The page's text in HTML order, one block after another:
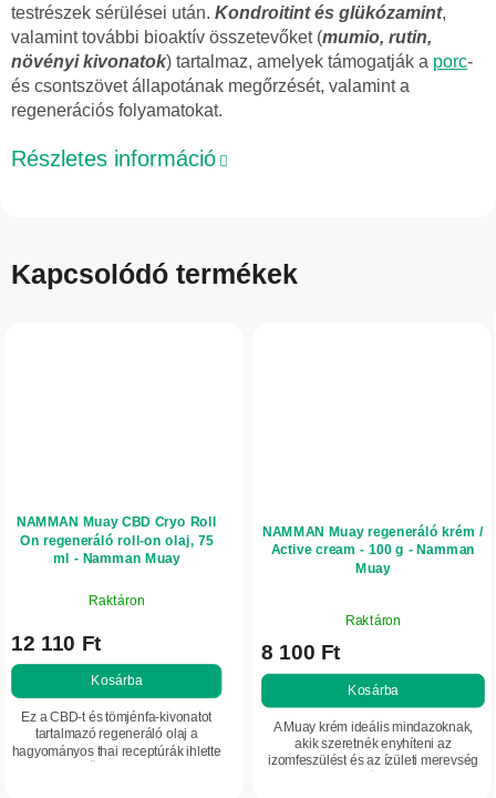
testrészek sérülései után. Kondroitint és glükózamint,
valamint további bioaktív összetevőket (mumio, rutin,
növényi kivonatok) tartalmaz, amelyek támogatják a porc-
és csontszövet állapotának megőrzését, valamint a
regenerációs folyamatokat.
Részletes információ
Kapcsolódó termékek
NAMMAN Muay CBD Cryo Roll
On regeneráló roll-on olaj, 75
ml - Namman Muay
Raktáron
12 110 Ft
Kosárba
Ez a CBD-t és tömjénfa-kivonatot
tartalmazó regeneráló olaj a
hagyományos thai receptúrák ihlette
NAMMAN Muay regeneráló krém /
Active cream - 100 g - Namman
Muay
átlagos
értékelése
5-
ből
csillag.
Raktáron
8 100 Ft
Kosárba
A Muay krém ideális mindazoknak,
akik szeretnék enyhíteni az
izomfeszülést és az ízületi merevség